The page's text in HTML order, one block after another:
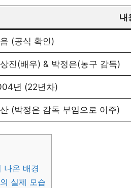
내
(공식 확인)
진(배우) & 박정은(농구 감독)
년 (22년차)
(박정은 감독 부임으로 이주)
나온 배경
실제 모습